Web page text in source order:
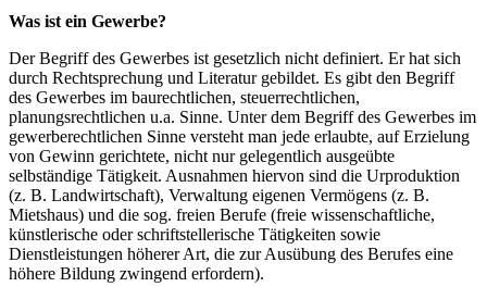
Was ist ein Gewerbe?
Der Begriff des Gewerbes ist gesetzlich nicht definiert. Er hat sich
durch Rechtsprechung und Literatur gebildet. Es gibt den Begriff
des Gewerbes im baurechtlichen, steuerrechtlichen,
planungsrechtlichen u.a. Sinne. Unter dem Begriff des Gewerbes im
gewerberechtlichen Sinne versteht man jede erlaubte, auf Erzielung
von Gewinn gerichtete, nicht nur gelegentlich ausgeübte
selbständige Tätigkeit. Ausnahmen hiervon sind die Urproduktion
(z. B. Landwirtschaft), Verwaltung eigenen Vermögens (z. B.
Mietshaus) und die sog. freien Berufe (freie wissenschaftliche,
künstlerische oder schriftstellerische Tätigkeiten sowie
Dienstleistungen höherer Art, die zur Ausübung des Berufes eine
höhere Bildung zwingend erfordern).